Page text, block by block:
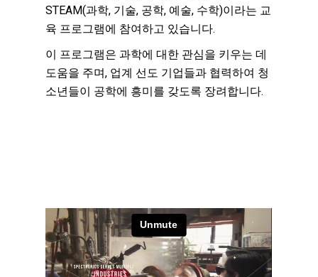
STEAM(과학, 기술, 공학, 예술, 수학)이라는 교
육 프로그램에 참여하고 있습니다.
이 프로그램은 과학에 대한 관심을 키우는 데
도움을 주며, 업계 선도 기업들과 협력하여 청
소년들이 공학에 흥미를 갖도록 장려합니다.